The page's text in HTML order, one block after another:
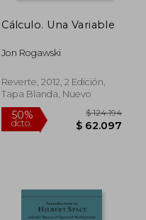
Cálculo. Una Variable
Jon Rogawski
Reverte, 2012, 2 Edición,
Tapa Blanda, Nuevo